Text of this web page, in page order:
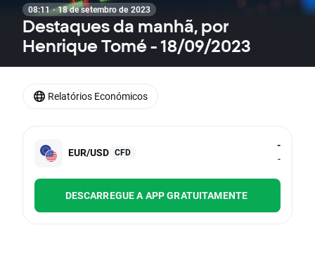
08:11 · 18 de setembro de 2023
Destaques da manhã, por
Henrique Tomé - 18/09/2023
EUR/USD CFD
-
-
DESCARREGUE A APP GRATUITAMENTE
Relatórios Económicos